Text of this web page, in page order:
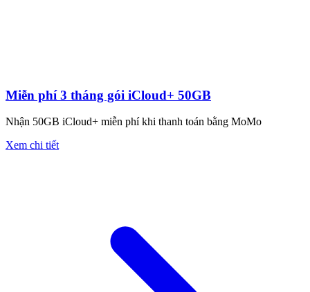
Miễn phí 3 tháng gói iCloud+ 50GB
Nhận 50GB iCloud+ miễn phí khi thanh toán bằng MoMo
Xem chi tiết